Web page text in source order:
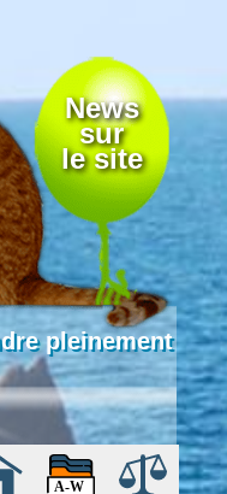
News
sur
le site
pleinement